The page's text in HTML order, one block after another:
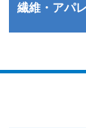
繊維・アパ